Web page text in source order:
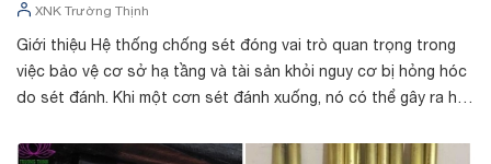
XNK Trường Thịnh
Giới thiệu Hệ thống chống sét đóng vai trò quan trọng trong
việc bảo vệ cơ sở hạ tầng và tài sản khỏi nguy cơ bị hỏng hóc
do sét đánh. Khi một cơn sét đánh xuống, nó có thể gây ra hậu